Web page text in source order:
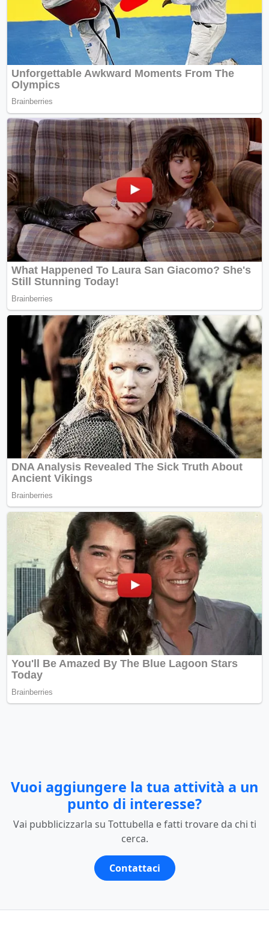
Vuoi aggiungere la tua attività a un
punto di interesse?
Vai pubblicizzarla su Tottubella e fatti trovare da chi ti
cerca.
Contattaci